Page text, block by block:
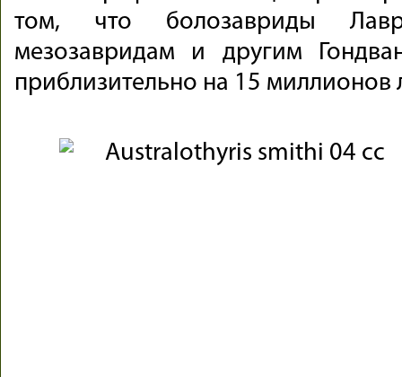
том, что болозавриды
мезозавридам и другим
приблизительно на 15 миллионов